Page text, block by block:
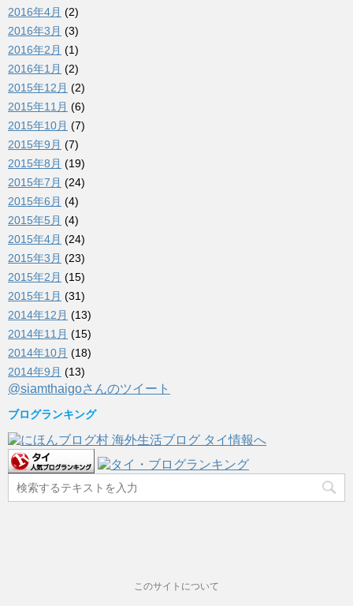
2016年4月 (2)
2016年3月 (3)
2016年2月 (1)
2016年1月 (2)
2015年12月 (2)
2015年11月 (6)
2015年10月 (7)
2015年9月 (7)
2015年8月 (19)
2015年7月 (24)
2015年6月 (4)
2015年5月 (4)
2015年4月 (24)
2015年3月 (23)
2015年2月 (15)
2015年1月 (31)
2014年12月 (13)
2014年11月 (15)
2014年10月 (18)
2014年9月 (13)
@siamthaigoさんのツイート
ブログランキング
このサイトについて